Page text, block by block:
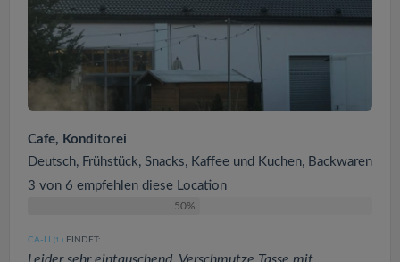
Cafe, Konditorei
Deutsch, Frühstück, Snacks, Kaffee und Kuchen, Backwaren
3 von 6 empfehlen diese Location
50%
CA-LI (1 ) FINDET:
Leider sehr eintauschend. Verschmutze Tasse mit